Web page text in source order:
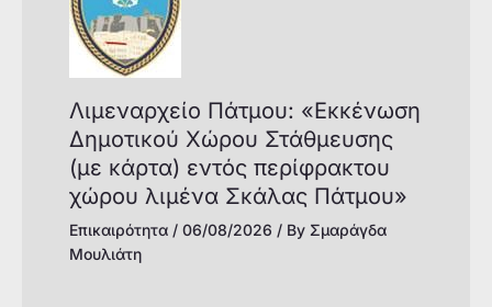
Λιμεναρχείο Πάτμου: «Εκκένωση
Δημοτικού Χώρου Στάθμευσης
(με κάρτα) εντός περίφρακτου
χώρου λιμένα Σκάλας Πάτμου»
Επικαιρότητα/ 06/08/2026 / By Σμαράγδα
Μουλιάτη